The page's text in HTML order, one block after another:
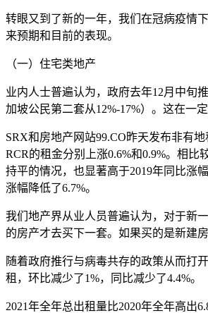
转眼又到了新的一年，我们在冠病疫情
来预期和目前的表现。
（一）住宅类地产
业内人士普遍认为，政府去年12月中旬
加坡公民第二套从12%-17%）。这在一
SRX和房地产网站99.CO昨天发布非有
RCR的租金分别上涨0.6%和0.9%。相比
持平的情况，也显著高于2019年同比涨
涨幅降低了6.7%。
我们地产界从业人员普遍认为，对于新
的房产才去买下一套。如果买的是新建
随着政府推行与病毒共存的政策从而打
租，环比减少了1%，同比减少了4.4%。
2021年全年总出租量比2020年全年高出